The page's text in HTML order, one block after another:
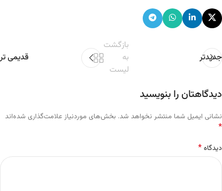
جدیدتر
بازگشت
به
لیست
قدیمی تر
دیدگاهتان را بنویسید
نشانی ایمیل شما منتشر نخواهد شد. بخش‌های موردنیاز علامت‌گذاری شده‌اند
*
دیدگاه*